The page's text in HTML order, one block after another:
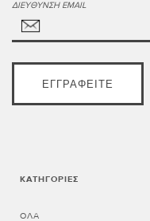
ΔΙΕΎΘΥΝΣΗ EMAIL
ΕΓΓΡΑΦΕΊΤΕ
ΚΑΤΗΓΟΡΊΕΣ
ΌΛΑ